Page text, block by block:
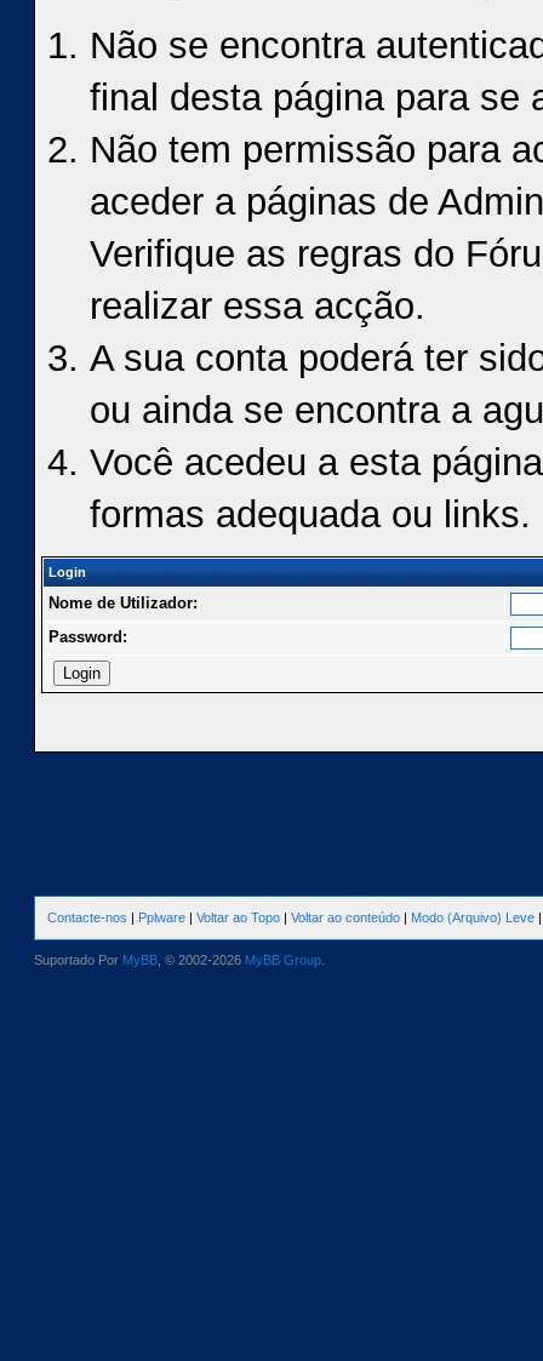
Não se encontra
final desta página para se
Não tem permissão para
aceder a páginas de
Verifique as regras do
realizar essa acção.
A sua conta poderá ter
ou ainda se encontra a
Você acedeu a esta
formas adequada ou links.
Login
Nome de Utilizador:
Password:
Contacte-nos | Pplware | Voltar ao Topo | Voltar ao conteúdo | Modo (Arquivo) Leve
Suportado Por MyBB , © 2002-2026 MyBB Group